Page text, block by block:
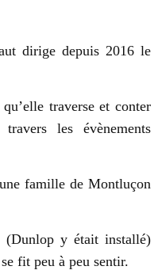
dirige depuis 2016 le
traverse et conter
les évènements
famille de Montluçon
(Dunlop y était installé)
fit peu à peu sentir.